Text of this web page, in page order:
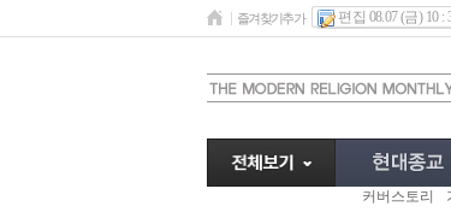
즐겨찾기추가 편집 08.07 (금) 10 :
커버스토리